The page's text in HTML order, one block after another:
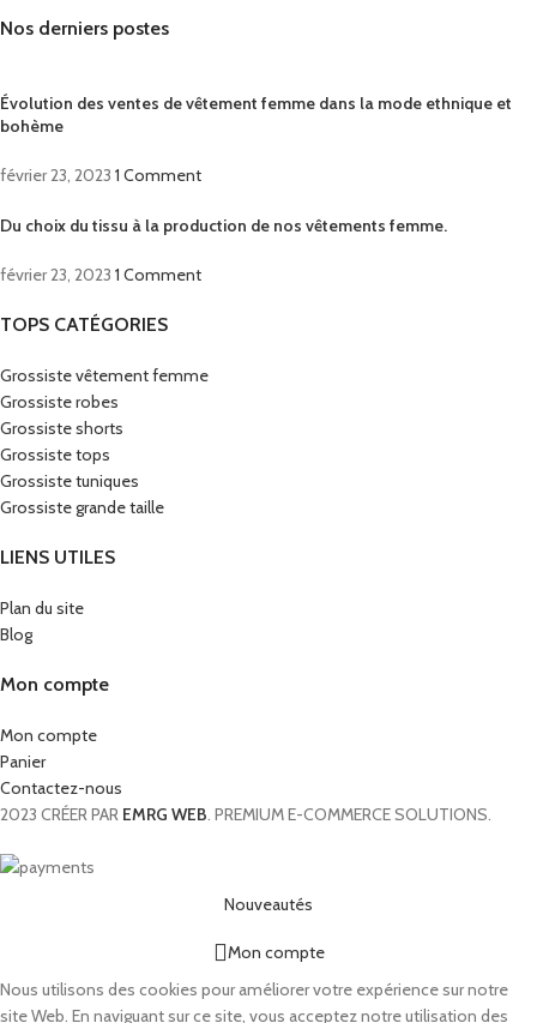
Nos derniers postes
Évolution des ventes de vêtement femme dans la mode ethnique et
bohème
février 23, 2023 1 Comment
Du choix du tissu à la production de nos vêtements femme.
février 23, 2023 1 Comment
TOPS CATÉGORIES
Grossiste vêtement femme
Grossiste robes
Grossiste shorts
Grossiste tops
Grossiste tuniques
Grossiste grande taille
LIENS UTILES
Plan du site
Blog
Mon compte
Mon compte
Panier
Contactez-nous
2023 CRÉER PAR EMRG WEB. PREMIUM E-COMMERCE SOLUTIONS.
Nouveautés
Mon compte
Nous utilisons des cookies pour améliorer votre expérience sur notre
site Web. En naviguant sur ce site, vous acceptez notre utilisation des